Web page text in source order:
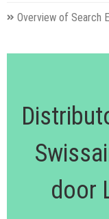
Overview of Search
door